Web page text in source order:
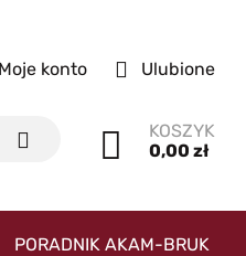
Ulubione
Moje konto
KOSZYK
0,00 zł
PORADNIK AKAM-BRUK